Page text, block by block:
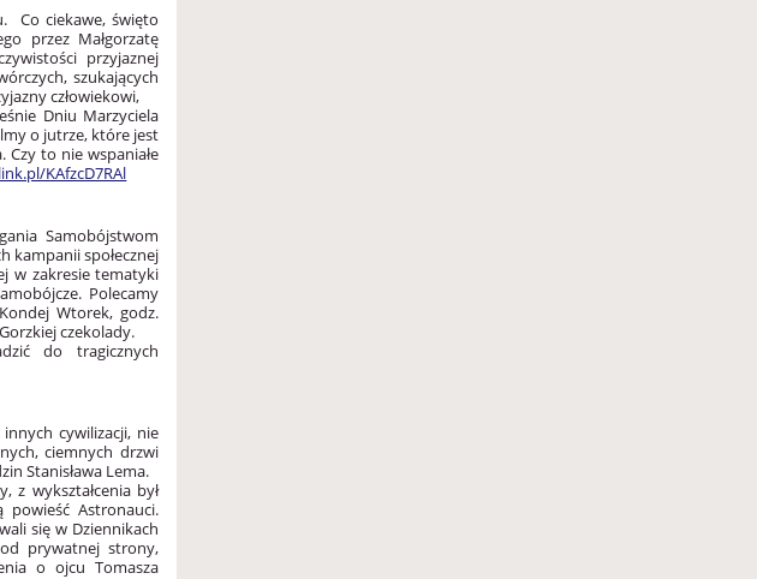
Co ciekawe, święto
przez Małgorzatę
przyjaznej
szukających
człowiekowi,
Dniu Marzyciela
o jutrze, które jest
to nie wspaniałe
KAfzcD7RAl
Samobójstwom
kampanii społecznej
w zakresie tematyki
Polecamy
Wtorek, godz.
czekolady.
do tragicznych
cywilizacji, nie
ciemnych drzwi
Stanisława Lema.
z wykształcenia był
Astronauci.
się w Dziennikach
prywatnej strony,
o ojcu Tomasza